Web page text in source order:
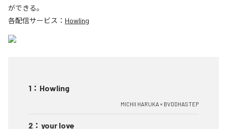
ができる。
各配信サービス： Howling
1 ： Howling
MICHII HARUKA × BVDDHASTEP
2 ： your love